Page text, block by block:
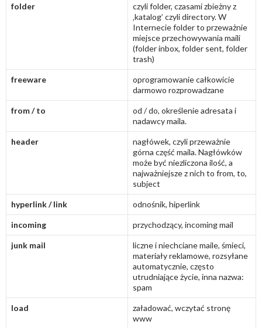
folder
czyli folder, czasami zbieżny z
‚katalog’ czyli directory. W
Internecie folder to przeważnie
miejsce przechowywania maili
(folder inbox, folder sent, folder
trash)
freeware
oprogramowanie całkowicie
darmowo rozprowadzane
from / to
od / do, określenie adresata i
nadawcy maila.
header
nagłówek, czyli przeważnie
górna część maila. Nagłówków
może być niezliczona ilość, a
najważniejsze z nich to from, to,
subject
hyperlink / link odnośnik, hiperlink
incoming przychodzący, incoming mail
junk mail
liczne i niechciane maile, śmieci,
materiały reklamowe, rozsyłane
automatycznie, często
utrudniające życie, inna nazwa:
spam
load
załadować, wczytać stronę
www